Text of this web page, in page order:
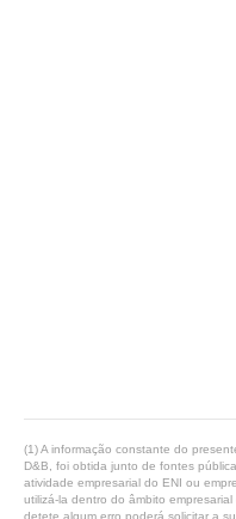
(1) A informação constante do
D&B, foi obtida junto de fontes
atividade empresarial do ENI ou
utilizá-la dentro do âmbito
detete algum erro poderá solicitar a